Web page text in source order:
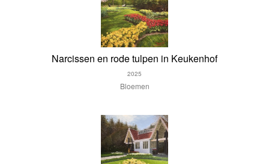
Narcissen en rode tulpen in Keukenhof
2025
Bloemen